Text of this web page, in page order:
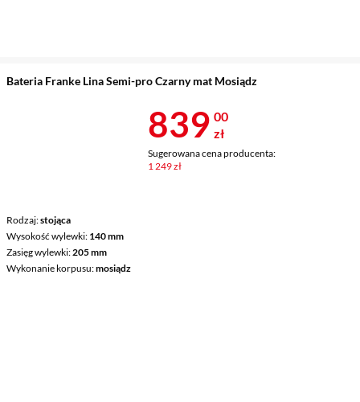
Bateria Franke Lina Semi-pro Czarny mat Mosiądz
Rodzaj stojąca
Wysokość wylewki 140 mm
Zasięg wylewki 205 mm
Wykonanie korpusu mosiądz
Cena 839 zł
839 00
zł
Sugerowana cena producenta:
1 249 zł